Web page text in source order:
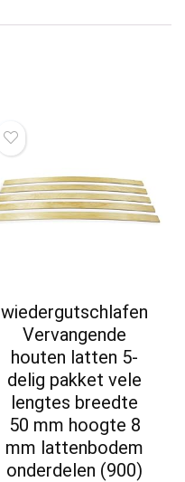
wiedergutschlafen
Vervangende
houten latten 5-
delig pakket vele
lengtes breedte
50 mm hoogte 8
mm lattenbodem
onderdelen (900)